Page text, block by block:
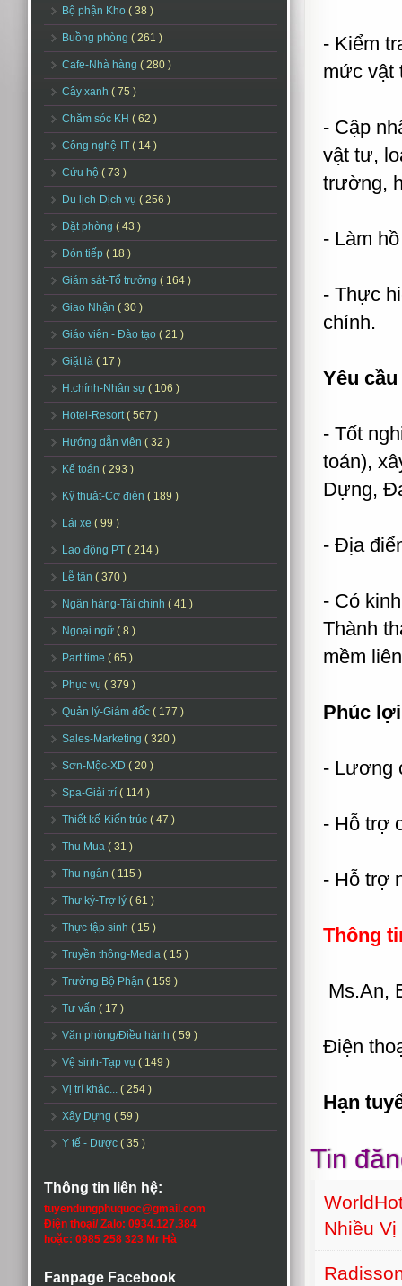
Bộ phận Kho ( 38 )
Buồng phòng ( 261 )
Cafe-Nhà hàng ( 280 )
Cây xanh ( 75 )
Chăm sóc KH ( 62 )
Công nghệ-IT ( 14 )
Cứu hộ ( 73 )
Du lịch-Dịch vụ ( 256 )
Đặt phòng ( 43 )
Đón tiếp ( 18 )
Giám sát-Tổ trưởng ( 164 )
Giao Nhận ( 30 )
Giáo viên - Đào tạo ( 21 )
Giặt là ( 17 )
H.chính-Nhân sự ( 106 )
Hotel-Resort( 567 )
Hướng dẫn viên ( 32 )
Kế toán ( 293 )
Kỹ thuật-Cơ điện ( 189 )
Lái xe ( 99 )
Lao động PT ( 214 )
Lễ tân ( 370 )
Ngân hàng-Tài chính ( 41 )
Ngoại ngữ ( 8 )
Part time ( 65 )
Phục vụ ( 379 )
Quản lý-Giám đốc ( 177 )
Sales-Marketing ( 320 )
Sơn-Mộc-XD ( 20 )
Spa-Giải trí ( 114 )
Thiết kế-Kiến trúc ( 47 )
Thu Mua ( 31 )
Thu ngân ( 115 )
Thư ký-Trợ lý ( 61 )
Thực tập sinh ( 15 )
Truyền thông-Media ( 15 )
Trưởng Bộ Phận ( 159 )
Tư vấn ( 17 )
Văn phòng/Điều hành ( 59 )
Vệ sinh-Tạp vụ ( 149 )
Vị trí khác... ( 254 )
Xây Dựng ( 59 )
Y tế - Dược ( 35 )
Thông tin liên hệ:
tuyendungphuquoc@gmail.com
Điện thoại/ Zalo: 0934.127.384
hoặc: 0985 258 323 Mr Hà
Fanpage Facebook
- Kiểm
mức vật
- Cập
vật tư,
trường,
- Làm
- Thực
chính.
Yêu
- Tốt
toán),
Dựng,
- Địa
- Có
Thành
mềm
Phúc
- Lương
- Hỗ trợ
- Hỗ trợ
Thông
Ms.An,
Điện
Hạn
Tin
Nhiều Vị